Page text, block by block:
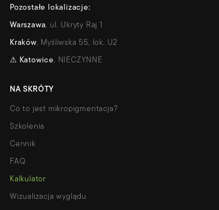
Pozostałe lokalizacje:
Warszawa, ul. Ukryty Raj 1
Kraków, Myśliwska 55, lok. U2
⚠ Katowice, NIECZYNNE
NA SKRÓTY
Co to jest mikropigmentacja?
Szkolenia
Cennik
FAQ
Kalkulator
Wizualizacja wyglądu